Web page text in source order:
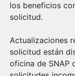
los beneficios
solicitud.
Actualizaciones
solicitud están
oficina de SNAP